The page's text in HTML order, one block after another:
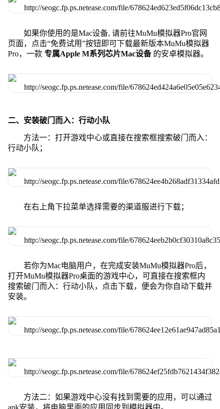
如果你使用的是Mac设备, 请前往MuMu模拟器Pro官网
页面，点击“免费试用”按钮即可下载最新版本MuMu模拟器
Pro，一款 专属Apple M系列芯片Mac设备 的安卓模拟器。
二、安装破门而入：行动小队
方法一：打开游戏中心或直接在搜索框搜索破门而入：
行动小队；
在右上角下拉菜单选择需要的渠道服进行下载；
若你为Mac电脑用户，在完成安装MuMu模拟器Pro后，
打开MuMu模拟器Pro桌面的游戏中心，可直接在搜索框内
搜索破门而入：行动小队，点击下载，便会为你自动下载并
安装。
方法二：如果游戏中心没有找到需要的应用，可以通过
apk安装，将电脑里面的应用同步到模拟器中。